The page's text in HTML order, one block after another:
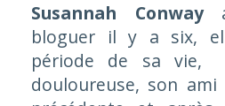
Susannah Conwaya
bloguer il y a six,
période de sa vie,
douloureuse, son